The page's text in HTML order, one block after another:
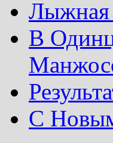
Лыжная
В
С